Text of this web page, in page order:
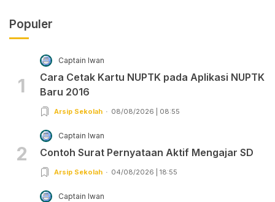
Populer
1
Captain Iwan
Cara Cetak Kartu NUPTK pada Aplikasi NUPTK
Baru 2016
Arsip Sekolah 08/08/2026 | 08:55
2
Captain Iwan
Contoh Surat Pernyataan Aktif Mengajar SD
Arsip Sekolah 04/08/2026 | 18:55
Captain Iwan